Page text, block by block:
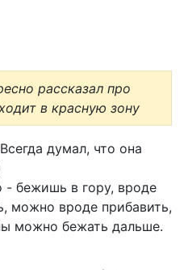
рассказал про
в красную зону
думал, что она
- бежишь в гору, вроде
можно вроде прибавить,
можно бежать дальше.